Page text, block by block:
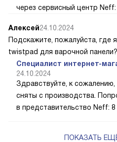
через сервисный центр Neff:
Алексей24.10.2024
Подскажите, пожалуйста, где
twistpad для варочной панели?
Специалист интернет-
24.10.2024
Здравствуйте, к
сняты с производства.
в представительство Neff: 8
ПОКАЗАТЬ